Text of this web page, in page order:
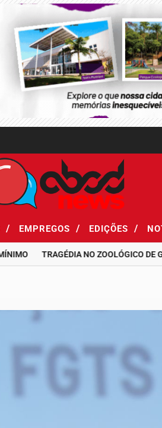
/ EMPREGOS / EDIÇÕES /
TRAGÉDIA NO ZOOLÓGICO DE